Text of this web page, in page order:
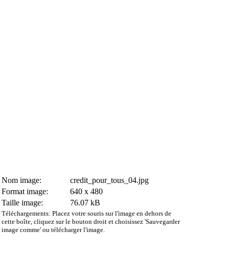
Nom image:
credit_pour_tous_04.jpg
Format image:
640 x 480
Taille image:
76.07 kB
Téléchargements: Placez votre souris sur l'image en dehors de
cette boîte, cliquez sur le bouton droit et choisissez 'Sauvegarder
image comme' ou télécharger l'image.